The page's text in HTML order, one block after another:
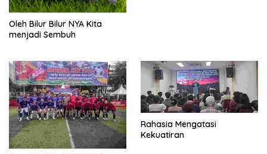
Oleh Bilur Bilur NYA Kita
menjadi Sembuh
Rahasia Mengatasi
Kekuatiran